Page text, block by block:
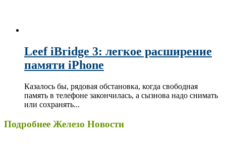
Leef iBridge 3: легкое расширение
памяти iPhone
Казалось бы, рядовая обстановка, когда свободная
память в телефоне закончилась, а сызнова надо снимать
или сохранять...
Подробнее Железо Новости